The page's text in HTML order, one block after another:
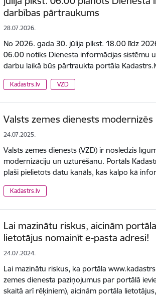
darbības pārtraukums
28.07.2026.
No 2026. gada 30. jūlija plkst. 18.00 līdz
06.00 notiks Dienesta informācijas sistēmu
darbu laikā būs pārtraukta portāla
Kadastrs.lv VZD
Valsts zemes dienests
24.07.2025.
Valsts zemes dienests (VZD) ir noslēdzis
modernizāciju un uzturēšanu. Portāls
plaši pielietots datu kanāls, kas kalpo kā
Kadastrs.lv
Lai mazinātu riskus, aicinām
lietotājus nomainīt e-pasta adresi!
24.07.2024.
Lai mazinātu riskus, ka portāla
zemes dienesta paziņojumus par portālā
skaitā arī rēķiniem), aicinām portāla